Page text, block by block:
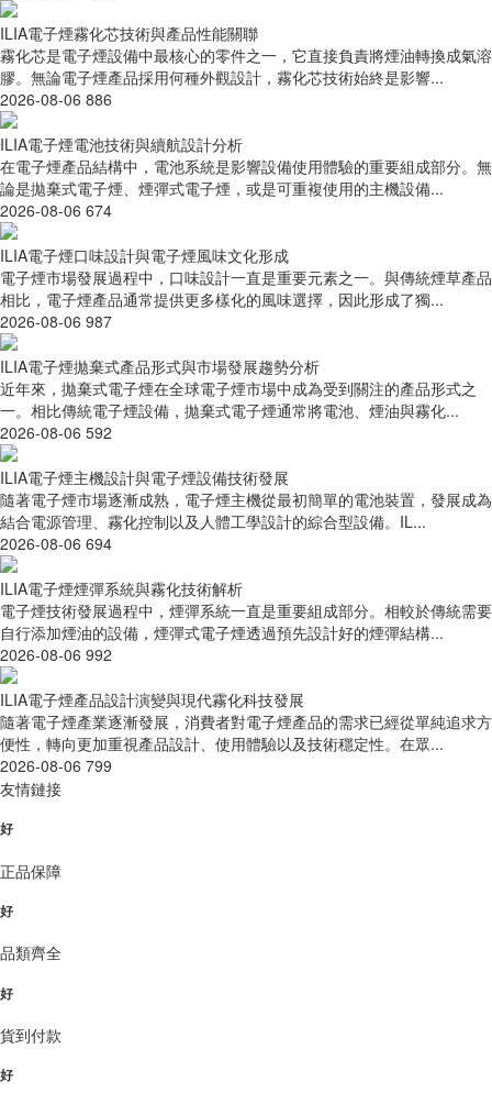
ILIA電子煙霧化芯技術與產品性能關聯
霧化芯是電子煙設備中最核心的零件之一，它直接負責將煙油轉換成氣溶
膠。無論電子煙產品採用何種外觀設計，霧化芯技術始終是影響...
2026-08-06 886
ILIA電子煙電池技術與續航設計分析
在電子煙產品結構中，電池系統是影響設備使用體驗的重要組成部分。無
論是拋棄式電子煙、煙彈式電子煙，或是可重複使用的主機設備...
2026-08-06 674
ILIA電子煙口味設計與電子煙風味文化形成
電子煙市場發展過程中，口味設計一直是重要元素之一。與傳統煙草產品
相比，電子煙產品通常提供更多樣化的風味選擇，因此形成了獨...
2026-08-06 987
ILIA電子煙拋棄式產品形式與市場發展趨勢分析
近年來，拋棄式電子煙在全球電子煙市場中成為受到關注的產品形式之
一。相比傳統電子煙設備，拋棄式電子煙通常將電池、煙油與霧化...
2026-08-06 592
ILIA電子煙主機設計與電子煙設備技術發展
隨著電子煙市場逐漸成熟，電子煙主機從最初簡單的電池裝置，發展成為
結合電源管理、霧化控制以及人體工學設計的綜合型設備。IL...
2026-08-06 694
ILIA電子煙煙彈系統與霧化技術解析
電子煙技術發展過程中，煙彈系統一直是重要組成部分。相較於傳統需要
自行添加煙油的設備，煙彈式電子煙透過預先設計好的煙彈結構...
2026-08-06 992
ILIA電子煙產品設計演變與現代霧化科技發展
隨著電子煙產業逐漸發展，消費者對電子煙產品的需求已經從單純追求方
便性，轉向更加重視產品設計、使用體驗以及技術穩定性。在眾...
2026-08-06 799
友情鏈接
好
正品保障
好
品類齊全
好
貨到付款
好